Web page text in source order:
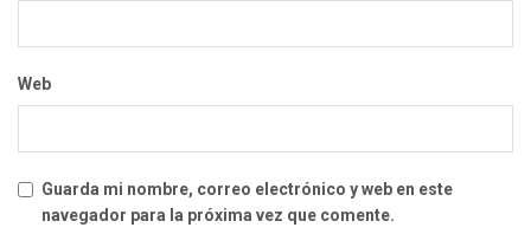
Web
Guarda mi nombre, correo electrónico y web en este
navegador para la próxima vez que comente.